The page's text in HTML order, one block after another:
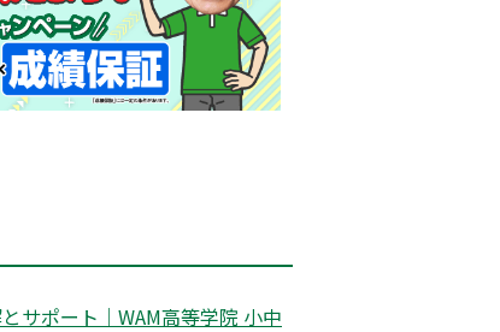
サポート｜WAM高等学院 小中